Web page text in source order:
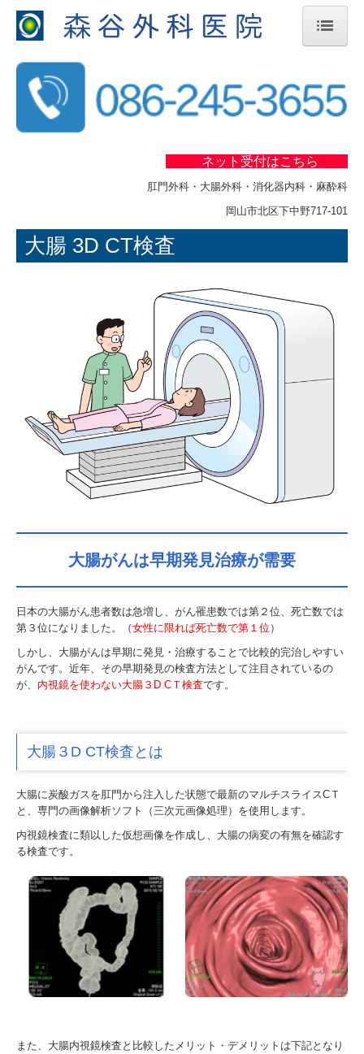
ホーム
スタッフ紹介
胃・大腸疾患
お子さまのおしりの悩み
痔の検査
内視鏡検査
大腸 3D CT検査
マイルーム
施設内機器
入院について
待ち時間/ネット受付
ネット受付はこちら
肛門外科・大腸外科・消化器内科・麻酔科
岡山市北区下中野717-101
大腸 3D CT検査
大腸がんは早期発見治療が需要
日本の大腸がん患者数は急増し、がん罹患数では第２位、死亡数では
第３位になりました。（女性に限れば死亡数で第１位 ）
しかし、大腸がんは早期に発見・治療することで比較的完治しやすい
がんです。近年、その早期発見の検査方法として注目されているの
が、 内視鏡を使わない大腸３D CＴ検査です。
大腸３D CT検査とは
大腸に炭酸ガスを肛門から注入した状態で最新のマルチスライスCＴ
と、専門の画像解析ソフト（三次元画像処理）を使用します。
内視鏡検査に類以した仮想画像を作成し、大腸の病変の有無を確認す
る検査です。
また、大腸内視鏡検査と比較したメリット・デメリットは下記となり